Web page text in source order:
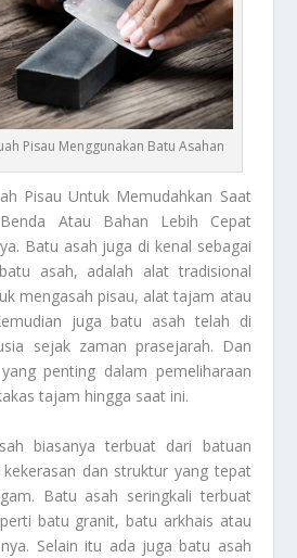
Pisau Menggunakan Batu Asahan
Pisau Untuk Memudahkan Saat
Atau Bahan Lebih Cepat
Batu asah juga di kenal sebagai
asah, adalah alat tradisional
mengasah pisau, alat tajam atau
juga batu asah telah di
sejak zaman prasejarah. Dan
penting dalam pemeliharaan
tajam hingga saat ini.
biasanya terbuat dari batuan
dan struktur yang tepat
Batu asah seringkali terbuat
batu granit, batu arkhais atau
Selain itu ada juga batu asah